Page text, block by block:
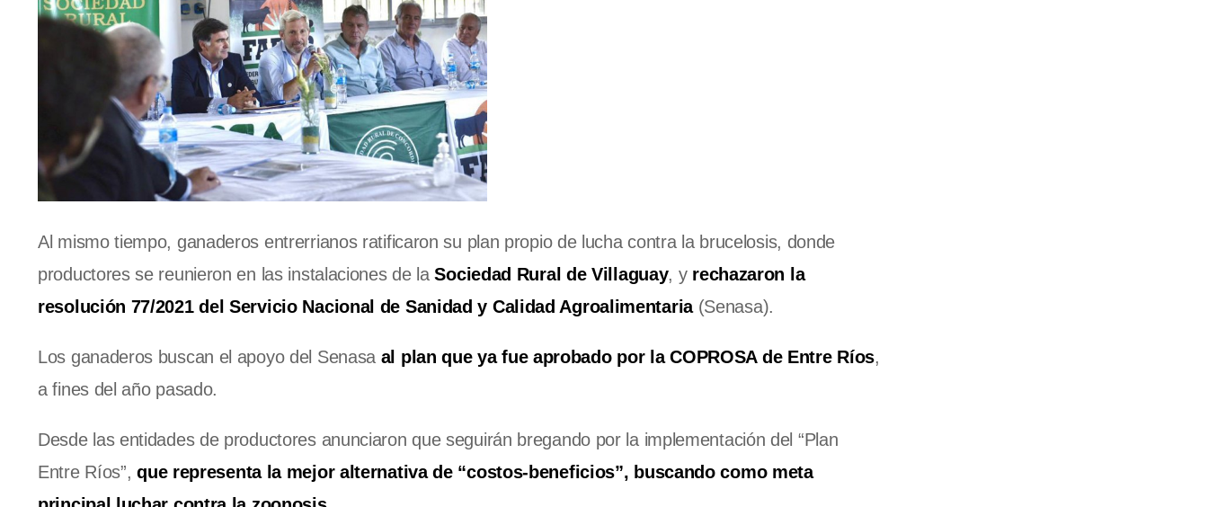
Al mismo tiempo, ganaderos entrerrianos ratificaron su plan propio de lucha contra la brucelosis, donde
productores se reunieron en las instalaciones de laSociedad Rural de Villaguay, y rechazaron la
resolución 77/2021 del Servicio Nacional de Sanidad y Calidad Agroalimentaria(Senasa).
Los ganaderos buscan el apoyo del Senasa al plan que ya fue aprobado por la COPROSA de Entre Ríos,
a fines del año pasado.
Desde las entidades de productores anunciaron que seguirán bregando por la implementación del “Plan
Entre Ríos”, que representa la mejor alternativa de “costos-beneficios”, buscando como meta